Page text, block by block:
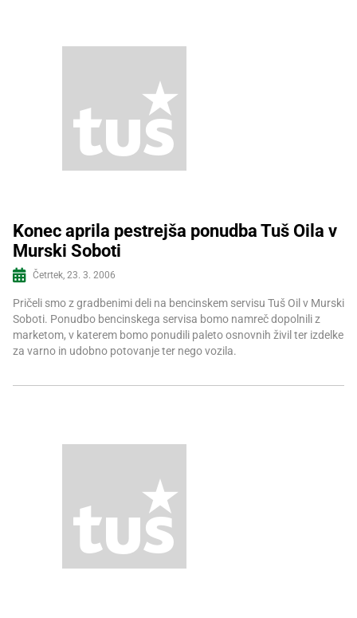
Konec aprila pestrejša ponudba Tuš Oila v
Murski Soboti
Četrtek, 23. 3. 2006
Pričeli smo z gradbenimi deli na bencinskem servisu Tuš Oil v Murski
Soboti. Ponudbo bencinskega servisa bomo namreč dopolnili z
marketom, v katerem bomo ponudili paleto osnovnih živil ter izdelke
za varno in udobno potovanje ter nego vozila.